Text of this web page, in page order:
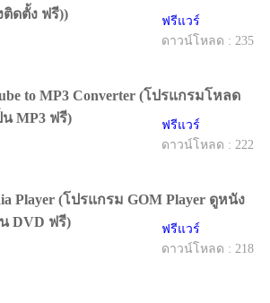
ดตั้ง ฟรี))
ฟรีแวร์
ดาวน์โหลด : 235
to MP3 Converter (โปรแกรมโหลด
น MP3 ฟรี)
ฟรีแวร์
ดาวน์โหลด : 222
Player (โปรแกรม GOM Player ดูหนัง
DVD ฟรี)
ฟรีแวร์
ดาวน์โหลด : 218